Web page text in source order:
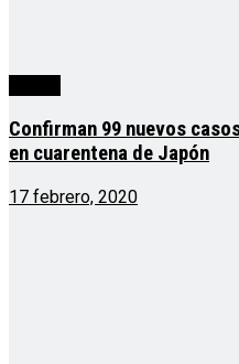
Confirman 99 nuevos
en cuarentena de Japón
17 febrero, 2020